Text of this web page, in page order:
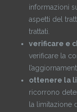
informazioni
aspetti del
trattati.
verificare e
verificare la
ottenere la
ricorrono
la limitazione